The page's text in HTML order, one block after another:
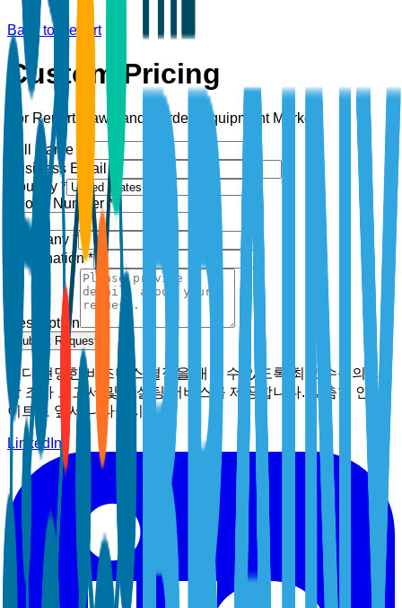
Back to Report
Custom Pricing
For Report: Lawn and Garden Equipment Market
Full Name *
Business Email *
Country *
Phone Number *
Company *
Designation *
Description
Submit Request
보다 현명한 비즈니스 결정을 내릴 수 있도록 최고 수준의 시
장 조사 보고서 및 컨설팅 서비스를 제공합니다. 맞춤형 인사
이트로 앞서 나타십시오.
LinkedIn